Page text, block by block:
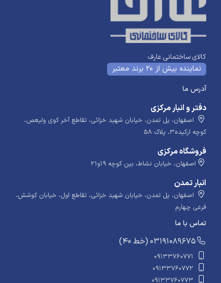
کالای ساختمانی عارف
نماینده بیش از 20 برند معتبر
آدرس ما
دفتر و انبار مرکزی
اصفهان، پل تمدن، خیابان شهید خزائی، تقاطع آخر کوی ولیعص،
کوچه ارکیده۳، پلاک ۵۸
فروشگاه مرکزی
اصفهان، خیابان نشاط، بین کوچه ۱۹و۲۱
انبار تمدن
اصفهان، پل تمدن، خیابان شهید خزائی، تقاطع اول، خیابان کوشش،
فرعی چهارم
تماس با ما
​​​ (40 خط) 03191089675
09133760771
09133760772
09133760773